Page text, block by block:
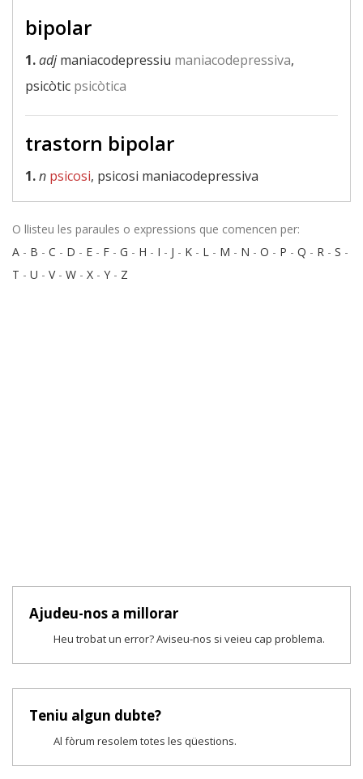
bipolar
1.adjmaniacodepressiu maniacodepressiva,
psicòtic psicòtica
trastorn bipolar
1.n psicosi, psicosi maniacodepressiva
O llisteu les paraules o expressions que comencen per:
A - B - C - D - E - F - G - H - I - J - K - L - M - N - O - P - Q - R - S -
T - U - V- W - X - Y - Z
Ajudeu-nos a millorar
Heu trobat un error? Aviseu-nos si veieu cap problema.
Teniu algun dubte?
Al fòrum resolem totes les qüestions.